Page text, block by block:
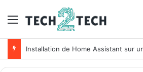
Menu
Installation de Home Assistant sur